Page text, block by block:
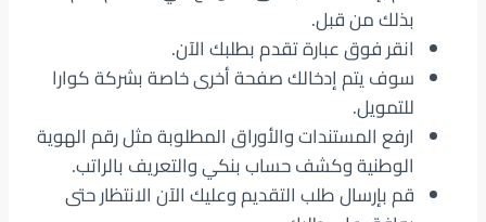
بذلك من قبل.
انقر فوق عبارة تقدم بطلبك الآن.
سوف يتم إدخالك صفحة أخرى خاصة بشركة كوارا
للتمويل.
ارفع المستندات والأوراق المطلوبة مثل رقم الهوية
الوطنية وكشف حساب بنكي والتعريف بالراتب.
قم بإرسال طلب التقديم وعليك الآن الانتظار حتى